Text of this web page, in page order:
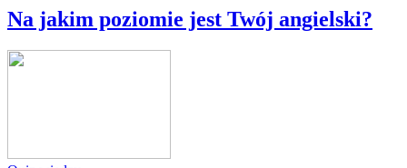
Na jakim poziomie jest Twój angielski?